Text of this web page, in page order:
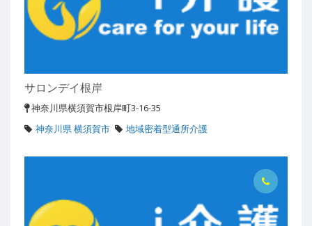
サロンデイ根岸
神奈川県横須賀市根岸町3-16-35
神奈川県 横須賀市
地域密着型通所介護